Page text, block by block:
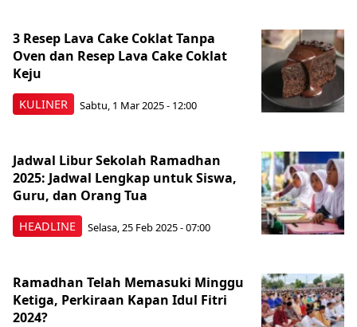
KULINER
3 Resep Lava Cake Coklat Tanpa
Oven dan Resep Lava Cake Coklat
Keju
Sabtu, 1 Mar 2025 - 12:00
HEADLINE
Jadwal Libur Sekolah Ramadhan
2025: Jadwal Lengkap untuk Siswa,
Guru, dan Orang Tua
Selasa, 25 Feb 2025 - 07:00
Ramadhan Telah Memasuki Minggu
Ketiga, Perkiraan Kapan Idul Fitri
2024?